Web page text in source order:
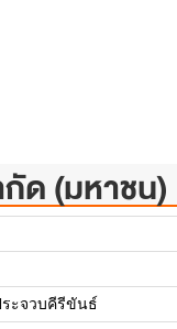
ด (มหาชน)
ระจวบคีรีขันธ์